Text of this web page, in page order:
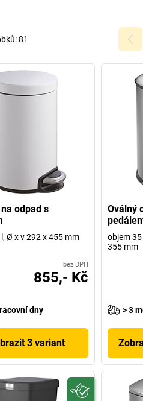
81
odpad s
Ø x v 292 x 455 mm
bez DPH
855,- Kč
dny
3 variant
Oválný
objem 35
355 mm
> 3